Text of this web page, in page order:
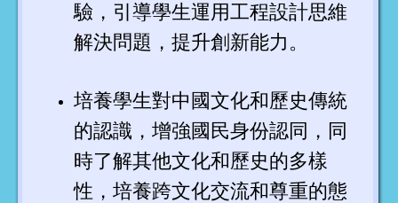
驗，引導學生運用工程設計思維
解決問題，提升創新能力。
培養學生對中國文化和歷史傳統
的認識，增強國民身份認同，同
時了解其他文化和歷史的多樣
性，培養跨文化交流和尊重的態